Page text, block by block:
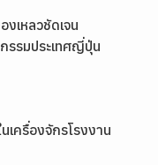
งเหลวชัดเจน
รรมประเทศญี่ปุ่น
ครื่องจักรโรงงาน